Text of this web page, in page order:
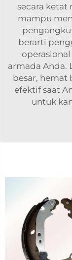
secara ketat
mampu
berarti
armada Anda.
besar, hemat
efektif saat
untuk